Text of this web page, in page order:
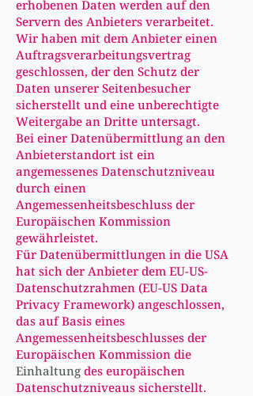
erhobenen Daten werden auf den
Servern des Anbieters verarbeitet.
Wir haben mit dem Anbieter einen
Auftragsverarbeitungsvertrag
geschlossen, der den Schutz der
Daten unserer Seitenbesucher
sicherstellt und eine unberechtigte
Weitergabe an Dritte untersagt.
Bei einer Datenübermittlung an den
Anbieterstandort ist ein
angemessenes Datenschutzniveau
durch einen
Angemessenheitsbeschluss der
Europäischen Kommission
gewährleistet.
Für Datenübermittlungen in die USA
hat sich der Anbieter dem EU-US-
Datenschutzrahmen (EU-US Data
Privacy Framework) angeschlossen,
das auf Basis eines
Angemessenheitsbeschlusses der
Europäischen Kommission die
Einhaltung des europäischen
Datenschutzniveaus sicherstellt.